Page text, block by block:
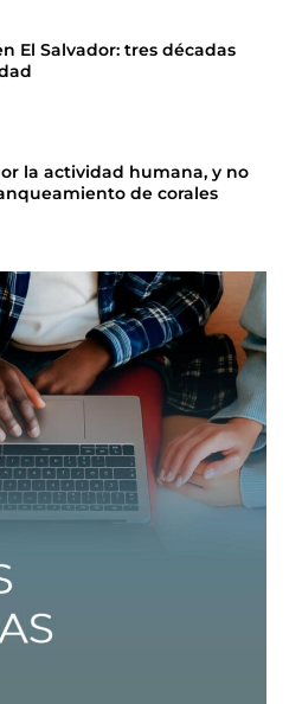
El Salvador: tres décadas
la actividad humana, y no
de corales